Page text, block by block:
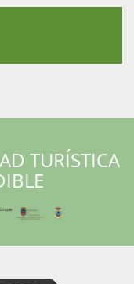
TURÍSTICA